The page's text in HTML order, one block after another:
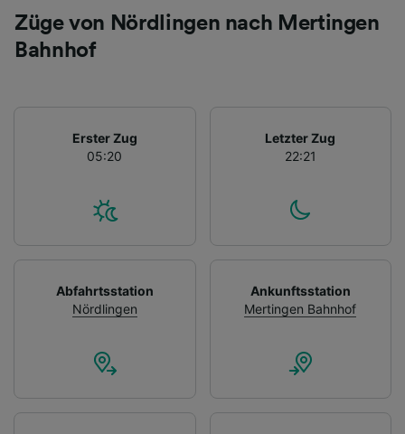
Züge von Nördlingen nach Mertingen
Bahnhof
Erster Zug
05:20
Letzter Zug
22:21
Abfahrtsstation
Nördlingen
Ankunftsstation
Mertingen Bahnhof